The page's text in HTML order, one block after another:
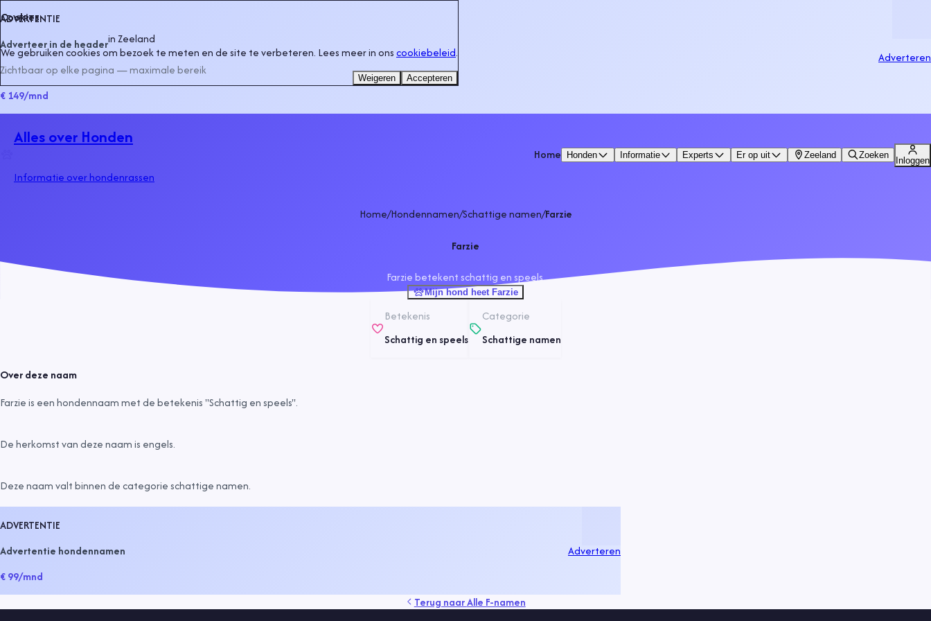
ADVERTENTIE
Adverteer in de headerinZeeland
Zichtbaar op elke pagina — maximale bereik
€ 149/mnd
Adverteren
Alles over Honden
Informatie over hondenrassen
Home Honden Informatie Experts Er op uit Zeeland Zoeken
Inloggen
Home/Hondennamen/Schattige namen/Farzie
Farzie
Farzie betekent schattig en speels.
Mijn hond heet Farzie
Betekenis
Schattig en speels
Categorie
Schattige namen
Over deze naam
Farzie is een hondennaam met de betekenis "Schattig en speels".
De herkomst van deze naam is engels.
Deze naam valt binnen de categorieschattige namen.
ADVERTENTIE
Advertentie hondennamen
€ 99/mnd
Adverteren
Terug naarAlle F-namen
Cookies
We gebruiken cookies om bezoek te meten en de site te verbeteren. Lees meer in onscookiebeleid.
Weigeren Accepteren